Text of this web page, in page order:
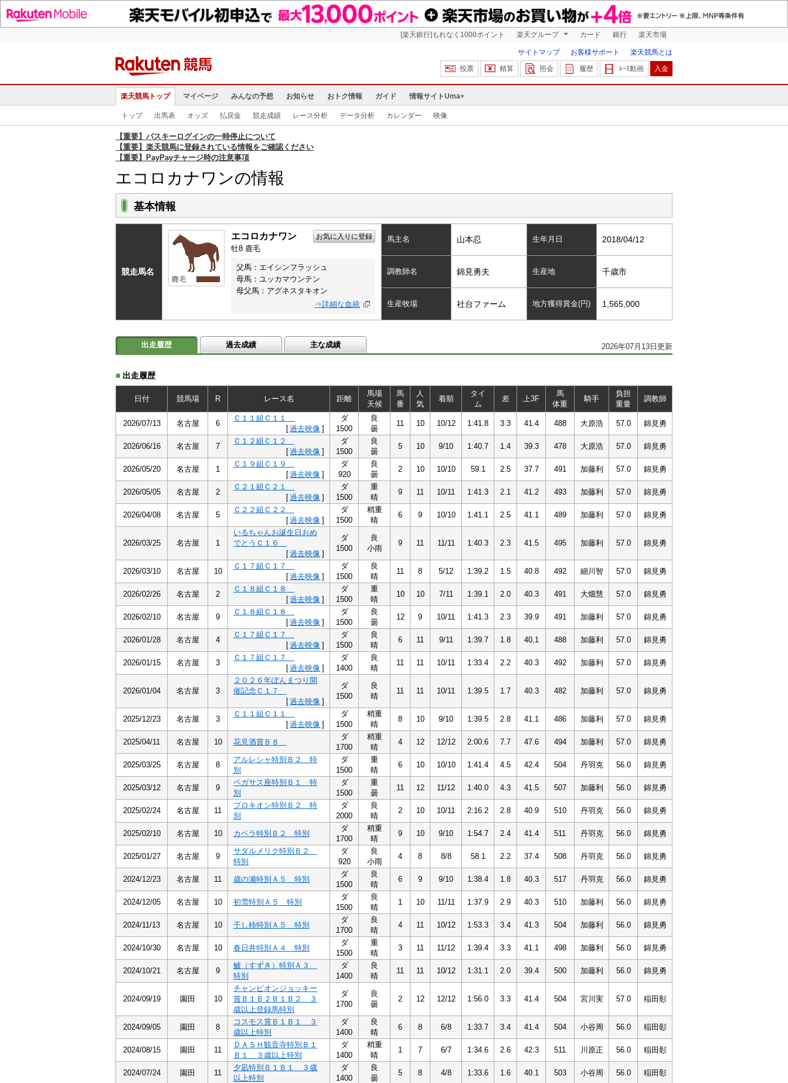
[楽天銀行]もれなく1000ポイント 楽天グループ カード 銀行 楽天市場
サイトマップ お客様サポート
楽天競馬とは
投票
精算 照会 履歴 ﾚｰｽ動画 入金
楽天競馬トップ マイページ みんなの予想 お知らせ おトク情報 ガイド 情報サイトUma+
トップ 出馬表 オッズ 払戻金 競走成績 レース分析 データ分析 カレンダー 映像
【重要】パスキーログインの一時停止について
【重要】楽天競馬に登録されている情報をご確認ください
【重要】PayPayチャージ時の注意事項
エコロカナワンの情報
基本情報
競走馬名
エコロカナワン お気に入りに登録
牡8 鹿毛
父馬：エイシンフラッシュ
母馬：ユッカマウンテン
母父馬：アグネスタキオン
⇒詳細な血統
馬主名 山本忍 生年月日 2018/04/12
調教師名 錦見勇夫 生産地 千歳市
生産牧場 社台ファーム 地方獲得賞金(円) 1,565,000
2026年07月13日更新
出走履歴 過去成績 主な成績
■ 出走履歴
日付 競馬場 R レース名 距離
馬場
天候
馬
番
人
気
着順
タイ
ム
差 上3F
馬
体重
騎手
負担
重量
調教師
2026/07/13 名古屋 6
Ｃ１１組Ｃ１１
[過去映像 ]
ダ
1500
良
曇
11 10 10/12 1:41.8 3.3 41.4 488 大原浩 57.0 錦見勇
2026/06/16 名古屋 7
Ｃ１２組Ｃ１２
[過去映像 ]
ダ
1500
良
曇
5 10 9/10 1:40.7 1.4 39.3 478 大原浩 57.0 錦見勇
2026/05/20 名古屋 1
Ｃ１９組Ｃ１９
[過去映像 ]
ダ
920
良
曇
2 10 10/10 59.1 2.5 37.7 491 加藤利 57.0 錦見勇
2026/05/05 名古屋 2
Ｃ２１組Ｃ２１
[過去映像 ]
ダ
1500
重
晴
9 11 10/11 1:41.3 2.1 41.2 493 加藤利 57.0 錦見勇
2026/04/08 名古屋 5
Ｃ２２組Ｃ２２
[過去映像 ]
ダ
1500
稍重
晴
6 9 10/10 1:41.1 2.5 41.1 489 加藤利 57.0 錦見勇
2026/03/25 名古屋 1
いるちゃんお誕生日おめ
でとうＣ１６
[過去映像 ]
ダ
1500
良
小雨
9 11 11/11 1:40.3 2.3 41.5 495 加藤利 57.0 錦見勇
2026/03/10 名古屋 10
Ｃ１７組Ｃ１７
[過去映像 ]
ダ
1500
良
晴
11 8 5/12 1:39.2 1.5 40.8 492 細川智 57.0 錦見勇
2026/02/26 名古屋 2
Ｃ１８組Ｃ１８
[過去映像 ]
ダ
1500
重
晴
10 10 7/11 1:39.1 2.0 40.3 491 大畑慧 57.0 錦見勇
2026/02/10 名古屋 9
Ｃ１８組Ｃ１８
[過去映像 ]
ダ
1500
良
曇
12 9 10/11 1:41.3 2.3 39.9 491 加藤利 57.0 錦見勇
2026/01/28 名古屋 4
Ｃ１７組Ｃ１７
[過去映像 ]
ダ
1500
良
晴
6 11 9/11 1:39.7 1.8 40.1 488 加藤利 57.0 錦見勇
2026/01/15 名古屋 3
Ｃ１７組Ｃ１７
[過去映像 ]
ダ
1400
良
晴
11 11 10/11 1:33.4 2.2 40.3 492 加藤利 57.0 錦見勇
2026/01/04 名古屋 3
２０２６年ぽんまつり開
催記念Ｃ１７
[過去映像 ]
ダ
1500
良
晴
11 11 10/11 1:39.5 1.7 40.3 482 加藤利 57.0 錦見勇
2025/12/23 名古屋 3
Ｃ１１組Ｃ１１
[過去映像 ]
ダ
1500
稍重
晴
8 10 9/10 1:39.5 2.8 41.1 486 加藤利 57.0 錦見勇
2025/04/11 名古屋 10 花見酒賞Ｂ８
ダ
1700
稍重
晴
4 12 12/12 2:00.6 7.7 47.6 494 加藤利 57.0 錦見勇
2025/03/25 名古屋 8
アルレシャ特別Ｂ２ 特
別
ダ
1500
重
晴
6 10 10/10 1:41.4 4.5 42.4 504 丹羽克 56.0 錦見勇
2025/03/12 名古屋 9
ペガサス座特別Ｂ１ 特
別
ダ
1500
重
曇
11 12 11/12 1:40.0 4.3 41.5 507 加藤利 56.0 錦見勇
2025/02/24 名古屋 11
プロキオン特別Ｂ２ 特
別
ダ
2000
良
晴
2 10 10/11 2:16.2 2.8 40.9 510 丹羽克 56.0 錦見勇
2025/02/10 名古屋 10 カペラ特別Ｂ２ 特別
ダ
1700
稍重
晴
9 10 9/10 1:54.7 2.4 41.4 511 丹羽克 56.0 錦見勇
2025/01/27 名古屋 9
サダルメリク特別Ｂ２
特別
ダ
920
良
小雨
4 8 8/8 58.1 2.2 37.4 508 丹羽克 56.0 錦見勇
2024/12/23 名古屋 11 歳の瀬特別Ａ５ 特別
ダ
1500
良
晴
6 9 9/10 1:38.4 1.8 40.3 517 丹羽克 56.0 錦見勇
2024/12/05 名古屋 10 初雪特別Ａ５ 特別
ダ
1500
良
晴
1 10 11/11 1:37.9 2.9 40.3 510 加藤利 56.0 錦見勇
2024/11/13 名古屋 10 干し柿特別Ａ５ 特別
ダ
1700
良
晴
4 11 10/12 1:53.3 3.4 41.3 504 加藤利 56.0 錦見勇
2024/10/30 名古屋 10 春日井特別Ａ４ 特別
ダ
1500
重
晴
3 11 11/12 1:39.4 3.3 41.1 498 加藤利 56.0 錦見勇
2024/10/21 名古屋 9
鱸（すずき）特別Ａ３
特別
ダ
1400
良
晴
11 11 10/12 1:31.1 2.0 39.4 500 加藤利 56.0 錦見勇
2024/09/19 園田 10
チャンピオンジョッキー
賞Ｂ１Ｂ２Ｂ１Ｂ２ ３
歳以上登録馬特別
ダ
1700
良
曇
2 12 12/12 1:56.0 3.3 41.4 504 宮川実 57.0 稲田彰
2024/09/05 園田 8
コスモス賞Ｂ１Ｂ１ ３
歳以上特別
ダ
1400
良
晴
6 8 6/8 1:33.7 3.4 41.4 504 小谷周 56.0 稲田彰
2024/08/15 園田 11
ＤＡＳＨ観音寺特別Ｂ１
Ｂ１ ３歳以上特別
ダ
1400
稍重
晴
1 7 6/7 1:34.6 2.6 42.3 511 川原正 56.0 稲田彰
2024/07/24 園田 11
夕凪特別Ｂ１Ｂ１ ３歳
以上特別
ダ
1400
良
曇
5 8 4/8 1:33.6 1.6 40.1 503 小谷周 56.0 稲田彰